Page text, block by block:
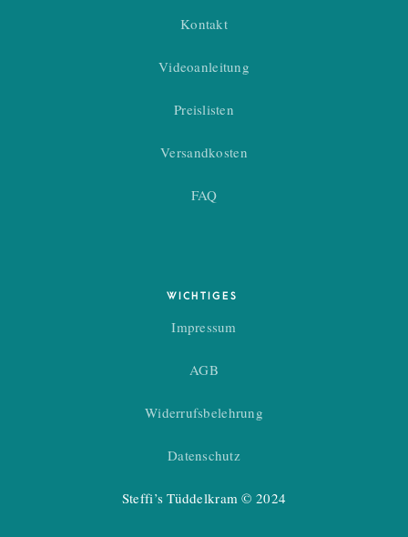
Kontakt
Videoanleitung
Preislisten
Versandkosten
FAQ
WICHTIGES
Impressum
AGB
Widerrufsbelehrung
Datenschutz
Steffi’s Tüddelkram © 2024